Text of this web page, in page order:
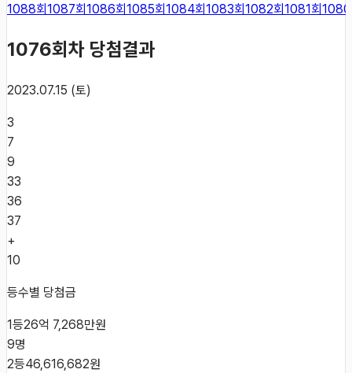
1088회1087회1086회1085회1084회1083회1082회1081회1080
1076회차 당첨결과
2023.07.15 (토)
3
7
9
33
36
37
+
10
등수별 당첨금
1등26억 7,268만원
9명
2등46,616,682원